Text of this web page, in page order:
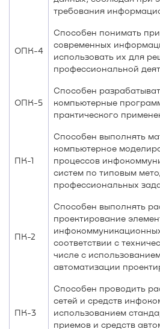
требования
ОПК-4
Способен понимать
современных
использовать их для
профессиональной
ОПК-5
Способен
компьютерные
практического
ПК-1
Способен выполнять
компьютерное
процессов
систем по типовым
профессиональных
ПК-2
Способен выполнять
проектирование
соответствии с
числе с
автоматизации
ПК-3
Способен проводить
сетей и средств
использованием
приемов и средств